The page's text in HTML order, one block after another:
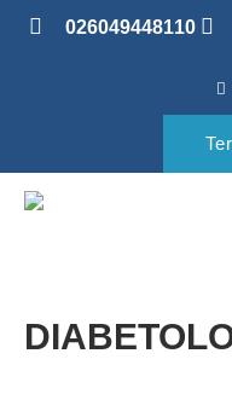
026049448110